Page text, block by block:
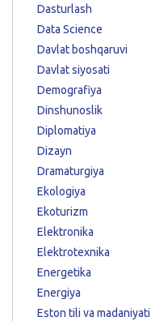
Dasturlash
Data Science
Davlat boshqaruvi
Davlat siyosati
Demografiya
Dinshunoslik
Diplomatiya
Dizayn
Dramaturgiya
Ekologiya
Ekoturizm
Elektronika
Elektrotexnika
Energetika
Energiya
Eston tili va madaniyati